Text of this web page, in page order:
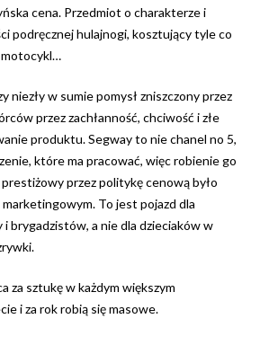
cena. Przedmiot o charakterze i
podręcznej hulajnogi, kosztujący tyle co
niezły w sumie pomysł zniszczony przez
przez zachłanność, chciwość i złe
produktu. Segway to nie chanel no 5,
które ma pracować, więc robienie go
przez politykę cenową było
marketingowym. To jest pojazd dla
i brygadzistów, a nie dla dzieciaków w
za sztukę w każdym większym
i za rok robią się masowe.